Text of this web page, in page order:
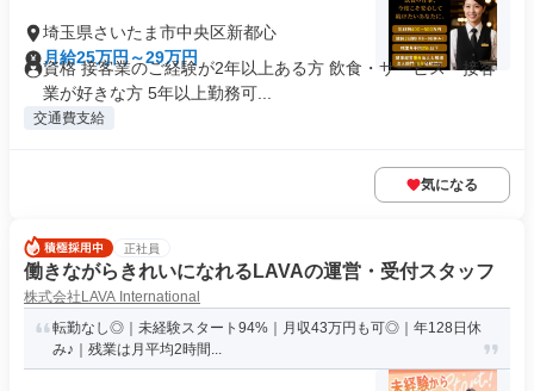
埼玉県さいたま市中央区新都心
月給25万円～29万円
資格 接客業のご経験が2年以上ある方 飲食・サービス・接客
業が好きな方 5年以上勤務可...
交通費支給
気になる
正社員
働きながらきれいになれるLAVAの運営・受付スタッフ
株式会社LAVA International
転勤なし◎｜未経験スタート94%｜月収43万円も可◎｜年128日休
み♪｜残業は月平均2時間...